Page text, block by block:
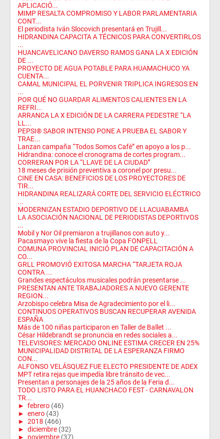
APLICACIÓ...
MIMP RESALTA COMPROMISO Y LABOR PARLAMENTARIA
CONT...
El periodista Iván Slocovich presentará en Trujill...
HIDRANDINA CAPACITA A TÉCNICOS PARA CONVERTIRLOS
...
HUANCAVELICANO DAVERSO RAMOS GANA LA X EDICIÓN
DE ...
PROYECTO DE AGUA POTABLE PARA HUAMACHUCO YA
CUENTA...
CAMAL MUNICIPAL EL PORVENIR TRIPLICA INGRESOS EN
...
POR QUÉ NO GUARDAR ALIMENTOS CALIENTES EN LA
REFRI...
ARRANCA LA X EDICIÓN DE LA CARRERA PEDESTRE “LA
LL...
PEPSI® SABOR INTENSO PONE A PRUEBA EL SABOR Y
TRAE...
Lanzan campaña “Todos Somos Café” en apoyo a los p...
Hidrandina: conoce el cronograma de cortes program...
CORRERAN POR LA “LLAVE DE LA CIUDAD”
18 meses de prisión preventiva a coronel por presu...
CINE EN CASA: BENEFICIOS DE LOS PROYECTORES DE
TIR...
HIDRANDINA REALIZARÁ CORTE DEL SERVICIO ELÉCTRICO
...
MODERNIZAN ESTADIO DEPORTIVO DE LLACUABAMBA
LA ASOCIACIÓN NACIONAL DE PERIODISTAS DEPORTIVOS
...
Mobil y Nor Oil premiaron a trujillanos con auto y...
Pacasmayo vive la fiesta de la Copa FONPELL
COMUNA PROVINCIAL INICIÓ PLAN DE CAPACITACIÓN A
CO...
GRLL PROMOVIÓ EXITOSA MARCHA “TARJETA ROJA
CONTRA ...
Grandes espectáculos musicales podrán presentarse ...
PRESENTAN ANTE TRABAJADORES A NUEVO GERENTE
REGION...
Arzobispo celebra Misa de Agradecimiento por el li...
CONTINUOS OPERATIVOS BUSCAN RECUPERAR AVENIDA
ESPAÑA
Más de 100 niñas participaron en Taller de Ballet ...
César Hildebrandt se pronuncia en redes sociales a...
TELEVISORES: MERCADO ONLINE ESTIMA CRECER EN 25%
MUNICIPALIDAD DISTRITAL DE LA ESPERANZA FIRMO
CON...
ALFONSO VELÁSQUEZ FUE ELECTO PRESIDENTE DE ADEX
MPT retira rejas que impedía libre tránsito de vec...
Presentan a personajes de la 25 años de la Feria d...
TODO LISTO PARA EL HUANCHACO FEST - CARNAVALON
TR...
► febrero (46)
► enero (43)
► 2018 (466)
► diciembre (32)
► noviembre (37)